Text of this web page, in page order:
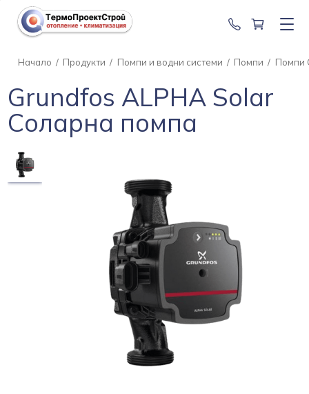
0888 201
Начало / Продукти / Помпи и водни системи / Помпи / Помпи
Grundfos ALPHA Solar
Соларна помпа